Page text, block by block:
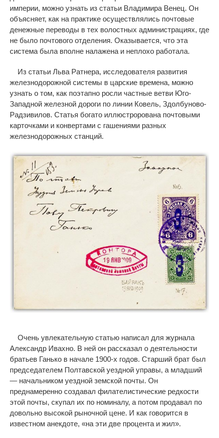
империи, можно узнать из статьи Владимира Венец. Он
объясняет, как на практике осуществлялись почтовые
денежные переводы в тех волостных администрациях, где
не было почтового отделения. Оказывается, что эта
система была вполне налажена и неплохо работала.
Из статьи Льва Ратнера, исследователя развития
железнодорожной системы в царские времена, можно
узнать о том, как поэтапно росли частные ветви Юго-
Западной железной дороги по линии Ковель, Здолбуново-
Радзивилов. Статья богато иллюстрорована почтовыми
карточками и конвертами с гашениями разных
железнодорожных станций.
Очень увлекательную статью написал для журнала
Александр Ивахно. В ней он рассказал о деятельности
братьев Ганько в начале 1900-х годов. Старший брат был
председателем Полтавской уездной управы, а младший
— начальником уездной земской почты. Он
преднамеренно создавал филателистические редкости
этой почты, скупал их по номиналу, а потом продавал по
довольно высокой рыночной цене. И как говорится в
известном анекдоте, «на эти две процента и жил».